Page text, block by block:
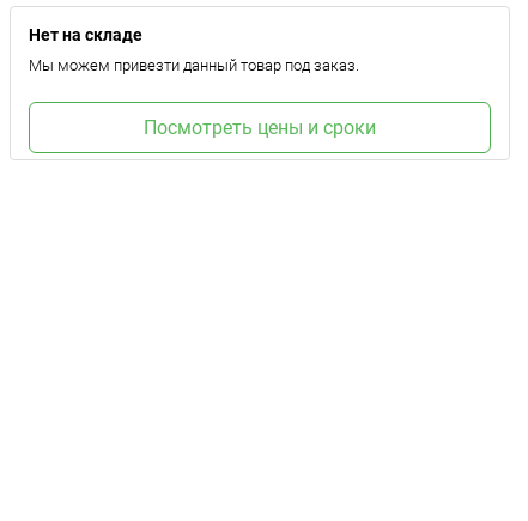
Нет на складе
Мы можем привезти данный товар под заказ.
Посмотреть цены и сроки